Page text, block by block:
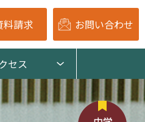
料請求 お問い合わせ
セス